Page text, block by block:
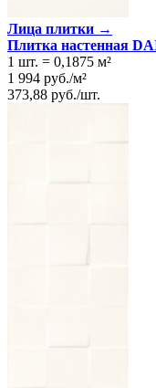
Лица плитки →
Плитка настенная
1 шт. = 0,1875 м²
1 994 руб./м²
373,88 руб./шт.